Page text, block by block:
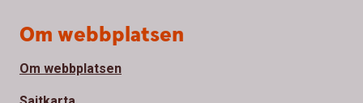
Om webbplatsen
Om webbplatsen